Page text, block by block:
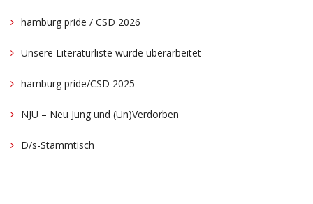
hamburg pride / CSD 2026
Unsere Literaturliste wurde überarbeitet
hamburg pride/CSD 2025
NJU – Neu Jung und (Un)Verdorben
D/s-Stammtisch